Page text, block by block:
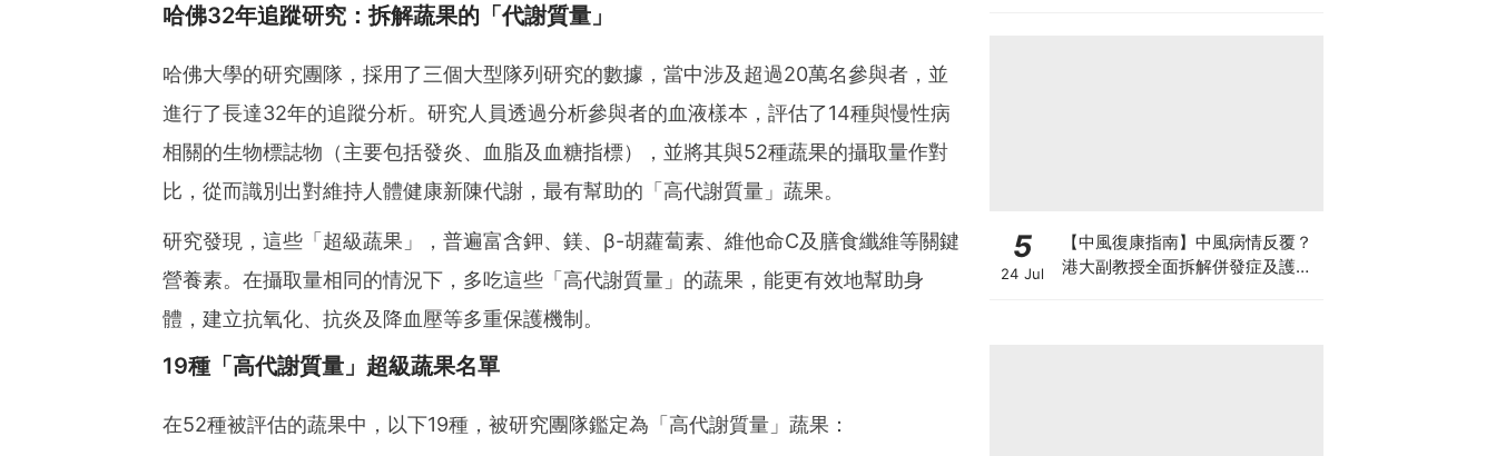
哈佛32年追蹤研究：拆解蔬果的「代謝質量」
哈佛大學的研究團隊，採用了三個大型隊列研究的數據，當中涉及超過20萬名參與者，並
進行了長達32年的追蹤分析。研究人員透過分析參與者的血液樣本，評估了14種與慢性病
相關的生物標誌物（主要包括發炎、血脂及血糖指標），並將其與52種蔬果的攝取量作對
比，從而識別出對維持人體健康新陳代謝，最有幫助的「高代謝質量」蔬果。
研究發現，這些「超級蔬果」，普遍富含鉀、鎂、β-胡蘿蔔素、維他命C及膳食纖維等關鍵
營養素。在攝取量相同的情況下，多吃這些「高代謝質量」的蔬果，能更有效地幫助身
體，建立抗氧化、抗炎及降血壓等多重保護機制。
19種「高代謝質量」超級蔬果名單
在52種被評估的蔬果中，以下19種，被研究團隊鑑定為「高代謝質量」蔬果：
5
24 Jul
【中風復康指南】中風病情反覆？
港大副教授全面拆解併發症及護理